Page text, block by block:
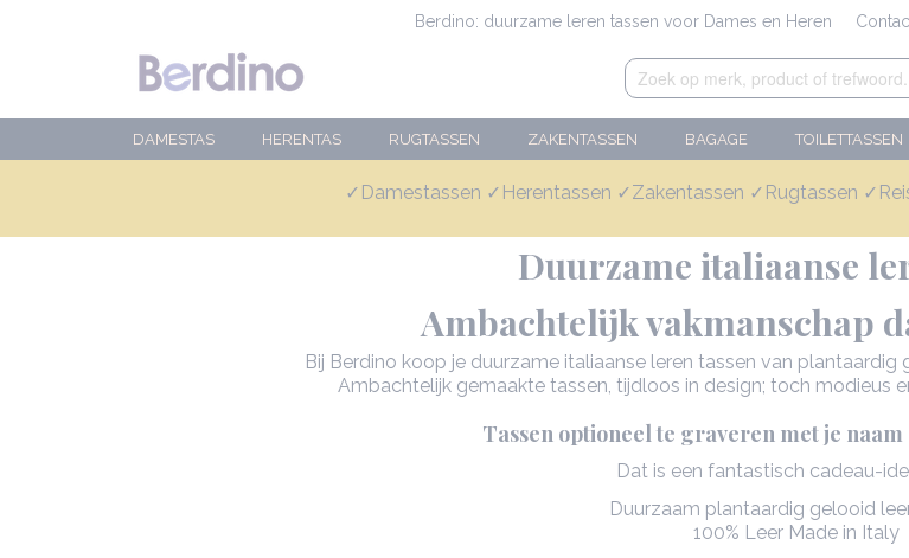
Berdino: duurzame leren tassen voor Dames en Heren
DAMESTAS HERENTAS RUGTASSEN ZAKENTASSEN BAGAGE TOILETTASSEN
✓Veilig betalen ✓Hoge kwaliteit
✓Damestassen ✓Herentassen ✓Zakentassen ✓Rugtassen
✓Duurzaam en plantaardig gelooide italiaanse leren
Duurzame italiaanse
Ambachtelijk vakmanschap
Bij Berdino koop je duurzame italiaanse leren tassen van
Ambachtelijk gemaakte tassen, tijdloos in design; toch modieus
Tassen optioneel te graveren met je
Dat is een fantastisch cadeau-
Duurzaam plantaardig gelooid
100% Leer Made in Italy